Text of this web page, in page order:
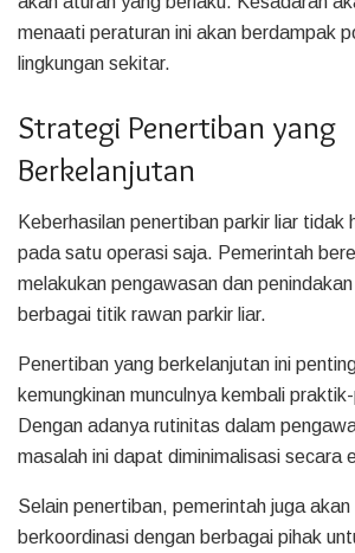
menaati peraturan ini akan berdampak
lingkungan sekitar.
Strategi Penertiban yang
Berkelanjutan
Keberhasilan penertiban parkir liar tidak
pada satu operasi saja. Pemerintah
melakukan pengawasan dan
berbagai titik rawan parkir liar.
Penertiban yang berkelanjutan ini
kemungkinan munculnya kembali
Dengan adanya rutinitas dalam
masalah ini dapat diminimalisasi secara
Selain penertiban, pemerintah juga akan
berkoordinasi dengan berbagai pihak